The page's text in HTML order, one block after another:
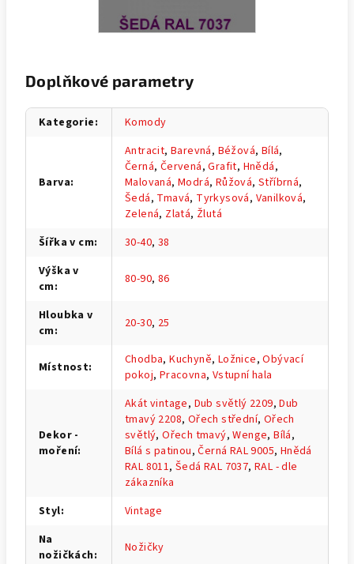
Doplňkové parametry
Kategorie: Komody
Barva:
Antracit,Barevná, Béžová, Bílá,
Černá, Červená,Grafit, Hnědá,
Malovaná,Modrá, Růžová,Stříbrná,
Šedá, Tmavá, Tyrkysová, Vanilková,
Zelená, Zlatá, Žlutá
Šířka v cm: 30-40, 38
Výška v
cm: 80-90, 86
Hloubka v
cm: 20-30, 25
Místnost: Chodba,Kuchyně, Ložnice,Obývací
pokoj, Pracovna, Vstupní hala
Dekor -
moření:
Akát vintage, Dub světlý 2209,Dub
tmavý 2208, Ořech střední, Ořech
světlý,Ořech tmavý,Wenge,Bílá,
Bílá s patinou,Černá RAL 9005, Hnědá
RAL 8011,Šedá RAL 7037,RAL - dle
zákazníka
Styl:
Vintage
Na
nožičkách: Nožičky